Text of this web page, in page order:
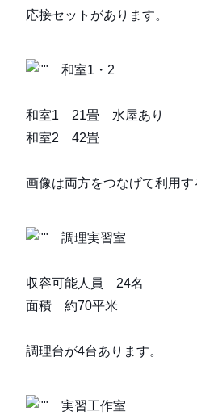
応接セットがあります。
和室1・2
和室1 21畳 水屋あり
和室2 42畳
画像は両方をつなげて利用す
調理実習室
収容可能人員 24名
面積 約70平米
調理台が4台あります。
実習工作室